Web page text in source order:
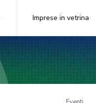
Imprese in vetrina